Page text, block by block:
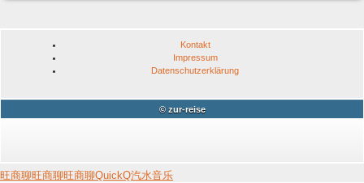
Kontakt
Impressum
Datenschutzerklärung
© zur-reise
旺商聊旺商聊旺商聊QuickQ汽水音乐